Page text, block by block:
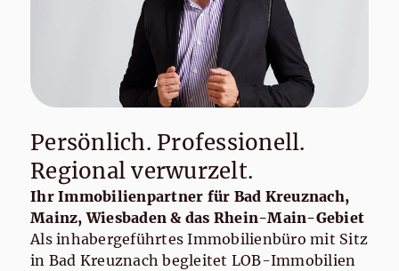
Persönlich. Professionell.
Regional verwurzelt.
Ihr Immobilienpartner für Bad Kreuznach,
Mainz, Wiesbaden & das Rhein-Main-Gebiet
Als inhabergeführtes Immobilienbüro mit Sitz
in Bad Kreuznach begleitet LOB-Immobilien